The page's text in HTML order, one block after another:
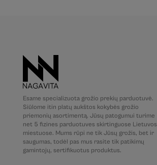
Esame specializuota grožio prekių parduotuvė.
Siūlome itin platų aukštos kokybės grožio
priemonių asortimentą. Jūsų patogumui turime
net 5 fizines parduotuves skirtinguose Lietuvos
miestuose. Mums rūpi ne tik Jūsų grožis, bet ir
saugumas, todėl pas mus rasite tik patikimų
gamintojų, sertifikuotus produktus.